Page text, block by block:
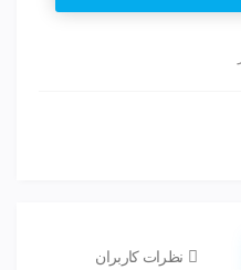
نظرات کاربران